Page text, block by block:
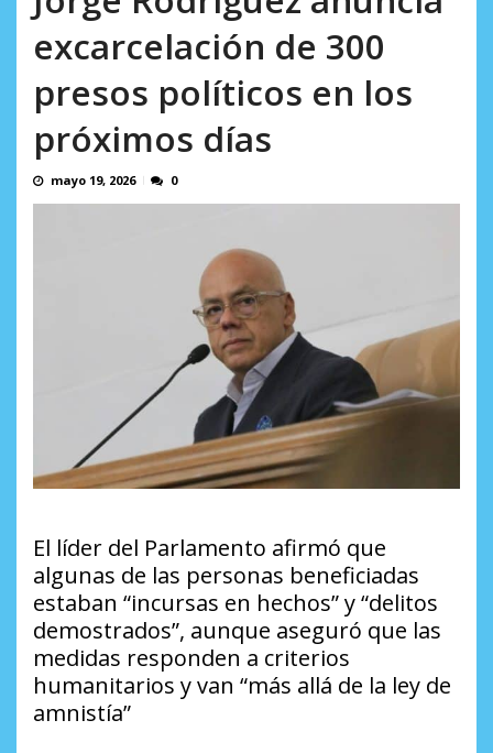
excarcelación de 300
presos políticos en los
próximos días
mayo 19, 2026 0
El líder del Parlamento afirmó que
algunas de las personas beneficiadas
estaban “incursas en hechos” y “delitos
demostrados”, aunque aseguró que las
medidas responden a criterios
humanitarios y van “más allá de la ley de
amnistía”